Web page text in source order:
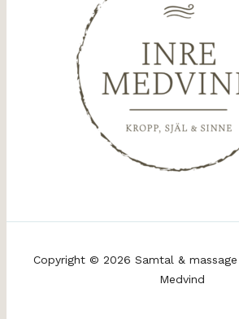
Copyright © 2026 Samtal &
Medvind